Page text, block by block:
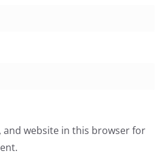
and website in this browser for